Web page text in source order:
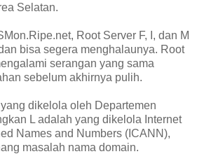
Selatan.
Root Server F, I, dan M
bisa segera menghalaunya. Root
serangan yang sama
sebelum akhirnya pulih.
dikelola oleh Departemen
L adalah yang dikelola Internet
Names and Numbers (ICANN),
masalah nama domain.